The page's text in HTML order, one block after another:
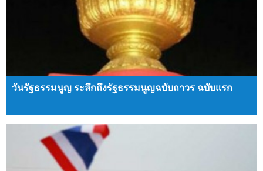
วันรัฐธรรมนูญ ระลึกถึงรัฐธรรมนูญฉบับถาวร ฉบับแรก